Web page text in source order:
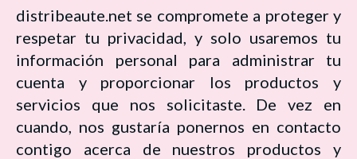
distribeaute.net se compromete a proteger y
respetar tu privacidad, y solo usaremos tu
información personal para administrar tu
cuenta y proporcionar los productos y
servicios que nos solicitaste. De vez en
cuando, nos gustaría ponernos en contacto
contigo acerca de nuestros productos y